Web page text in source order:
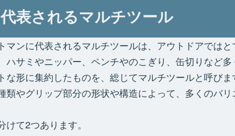
表されるマルチツール
マンに代表されるマルチツールは、アウトドアではと
サミやニッパー、ペンチやのこぎり、缶切りなど多
な形に集約したものを、総じてマルチツールと呼びま
類やグリップ部分の形状や構造によって、多くのバ
て2つあります。